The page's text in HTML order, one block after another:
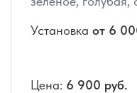
Установка от 6
Цена: 6 900 руб.